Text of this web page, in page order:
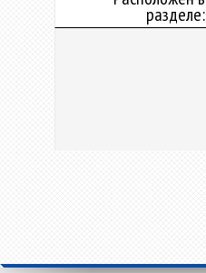
разделе: